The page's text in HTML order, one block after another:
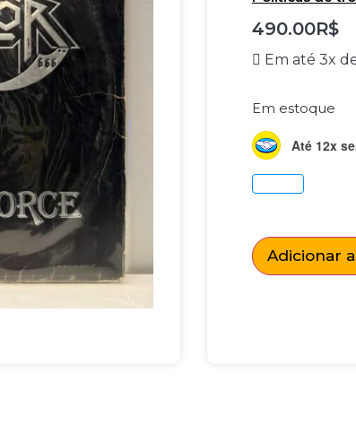
490.00R$
Em até 3x
Em estoque
Até 12x
Adicionar